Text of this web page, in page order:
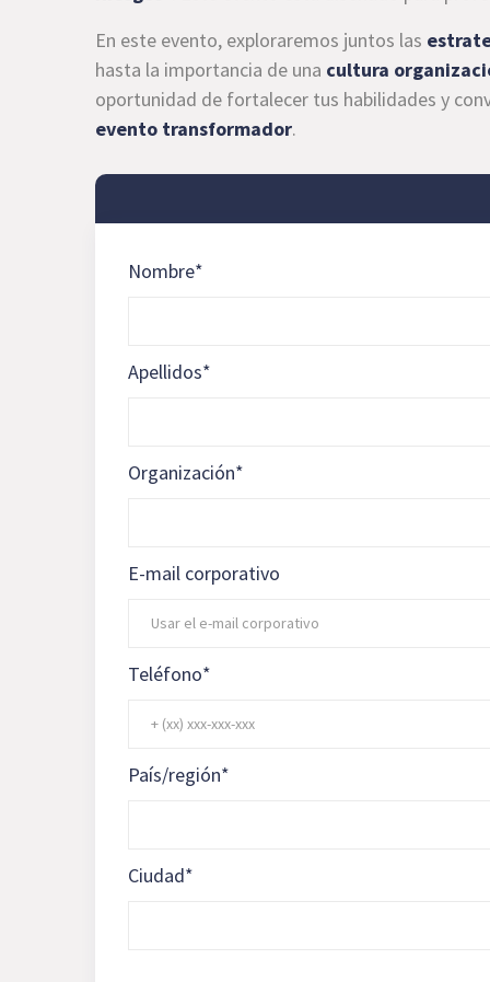
En este evento, exploraremos juntos las
hasta la importancia de una cultura
oportunidad de fortalecer tus habilidades y
evento transformador.
Nombre*
Apellidos*
Organización*
E-mail corporativo
Teléfono*
País/región*
Ciudad*